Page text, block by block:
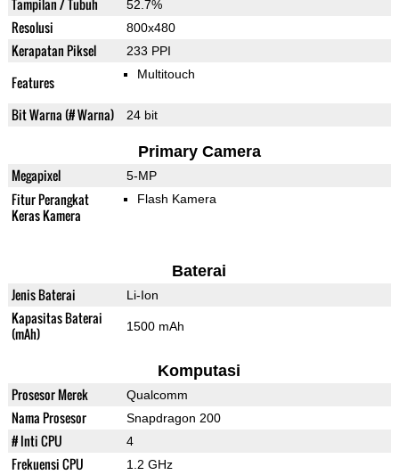
Tampilan / Tubuh 52.7%
Resolusi 800x480
Kerapatan Piksel 233 PPI
Features Multitouch
Bit Warna (# Warna) 24 bit
Primary Camera
Megapixel 5-MP
Fitur Perangkat
Keras Kamera
Flash Kamera
Baterai
Jenis Baterai Li-Ion
Kapasitas Baterai
(mAh)
1500 mAh
Komputasi
Prosesor Merek Qualcomm
Nama Prosesor Snapdragon 200
# Inti CPU 4
Frekuensi CPU 1.2 GHz